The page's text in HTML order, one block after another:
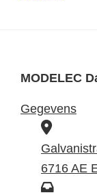
MODELEC
Gegevens
B
e
z
o
6716 AE
P